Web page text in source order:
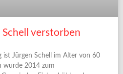
Schell verstorben
ist Jürgen Schell im Alter von 60
wurde 2014 zum